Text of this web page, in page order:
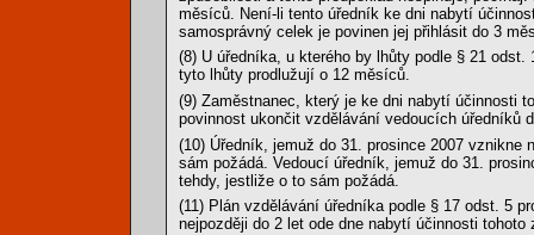
měsíců. Není-li tento úředník ke dni nabytí
samosprávný celek je povinen jej přihlásit do 3
(8) U úředníka, u kterého by lhůty podle § 21
tyto lhůty prodlužují o 12 měsíců.
(9) Zaměstnanec, který je ke dni nabytí účinnosti
povinnost ukončit vzdělávání vedoucích úředníků
(10) Úředník, jemuž do 31. prosince 2007
sám požádá. Vedoucí úředník, jemuž do 31.
tehdy, jestliže o to sám požádá.
(11) Plán vzdělávání úředníka podle § 17 odst. 5
nejpozději do 2 let ode dne nabytí účinnosti tohoto